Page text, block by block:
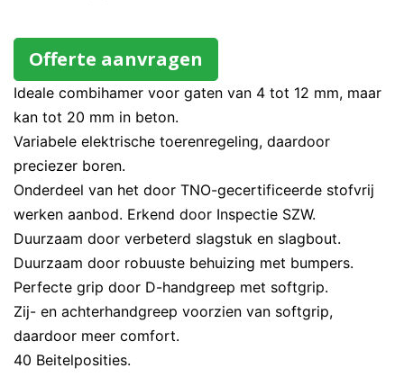
Offerte aanvragen
Ideale combihamer voor gaten van 4 tot 12 mm, maar
kan tot 20 mm in beton.
Variabele elektrische toerenregeling, daardoor
preciezer boren.
Onderdeel van het door TNO-gecertificeerde stofvrij
werken aanbod. Erkend door Inspectie SZW.
Duurzaam door verbeterd slagstuk en slagbout.
Duurzaam door robuuste behuizing met bumpers.
Perfecte grip door D-handgreep met softgrip.
Zij- en achterhandgreep voorzien van softgrip,
daardoor meer comfort.
40 Beitelposities.